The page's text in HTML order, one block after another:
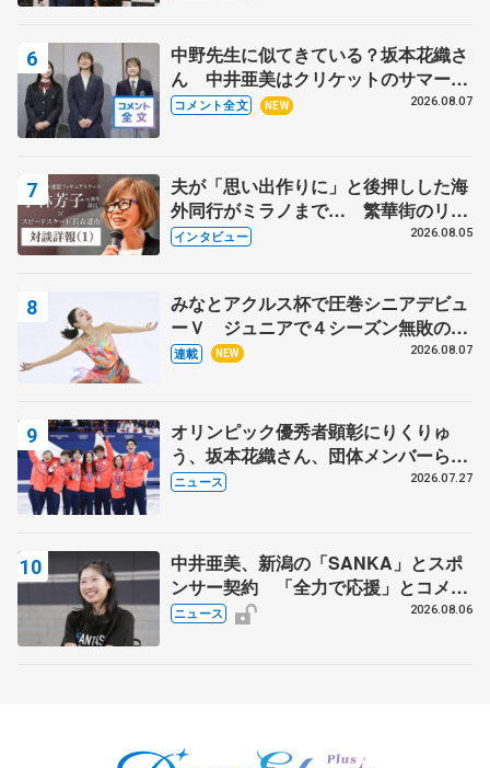
中野先生に似てきている？坂本花織さ
ん 中井亜美はクリケットのサマーキ
ャンプに 島田麻央はたくさん試合に
コメント全文 NEW 2026.08.07
夫が「思い出作りに」と後押しした海
外同行がミラノまで… 繁華街のリン
クでは不良のお兄さんも味方に 小林
インタビュー 2026.08.05
みなとアクルス杯で圧巻シニアデビュ
ーＶ ジュニアで４シーズン無敗の島
田麻央
連載 NEW 2026.08.07
オリンピック優秀者顕彰にりくりゅ
う、坂本花織さん、団体メンバーら
8月7日に文科省が表彰式、ブルーノ・
ニュース 2026.07.27
中井亜美、新潟の「SANKA」とスポ
ンサー契約 「全力で応援」とコメン
ト
ニュース 2026.08.06